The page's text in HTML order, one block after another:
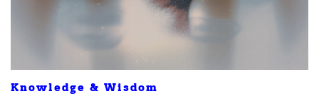
Knowledge & Wisdom